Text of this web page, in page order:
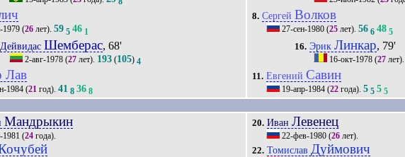
1979 (26 лет).59 5 46 1
Дейвидас Шемберас, 68'
2-авг-1978(27лет). 193(105) 4
Лав
1984 (21 год).41 8 36 8
8. СергейВолков
27-сен-1980 (25 лет).56 6 48 5
16. ЭрикЛинкар, 79'
16-окт-1978(27лет).
11. ЕвгенийСавин
19-апр-1984 (22 года).5 5 5 5
Мандрыкин
1981 (24 года).
20. ИванЛевенец
22-фев-1980 (26 лет).
22. Томислав Дуймович